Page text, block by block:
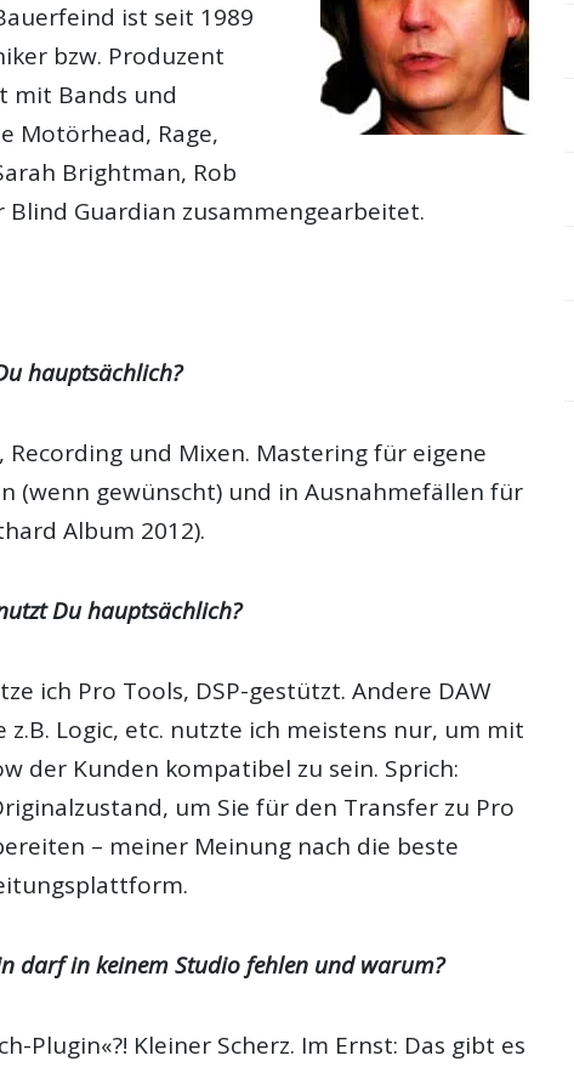
ist seit 1989
bzw. Produzent
mit Bands und
Motörhead, Rage,
Brightman, Rob
Blind Guardian zusammengearbeitet.
hauptsächlich?
Recording und Mixen. Mastering für eigene
(wenn gewünscht) und in Ausnahmefällen für
Album 2012).
Du hauptsächlich?
ich Pro Tools, DSP-gestützt. Andere DAW
z.B. Logic, etc. nutzte ich meistens nur, um mit
der Kunden kompatibel zu sein. Sprich:
um Sie für den Transfer zu Pro
– meiner Meinung nach die beste
darf in keinem Studio fehlen und warum?
Plugin«?! Kleiner Scherz. Im Ernst: Das gibt es